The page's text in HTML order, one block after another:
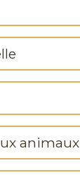
animaux